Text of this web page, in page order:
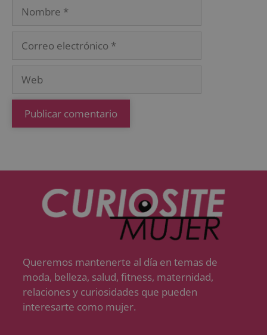
Queremos mantenerte al día en temas de
moda, belleza, salud, fitness, maternidad,
relaciones y curiosidades que pueden
interesarte como mujer.